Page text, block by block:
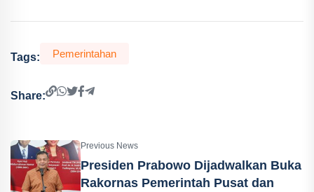
Tags: Pemerintahan
Share:
Previous News
Presiden Prabowo Dijadwalkan Buka
Rakornas Pemerintah Pusat dan